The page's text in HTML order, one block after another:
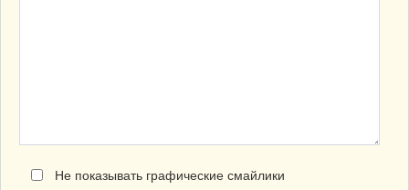
Не показывать графические смайлики